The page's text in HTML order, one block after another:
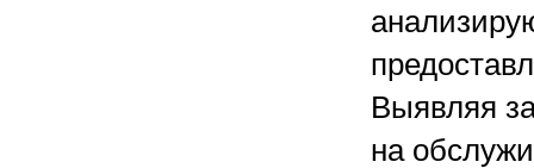
Выявляя
на